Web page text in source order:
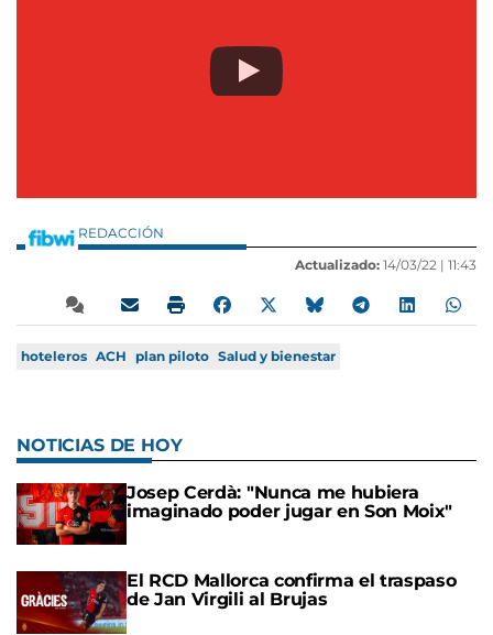
REDACCIÓN
Actualizado: 14/03/22 | 11:43
hoteleros ACH plan piloto Salud y bienestar
NOTICIAS DE HOY
Josep Cerdà: "Nunca me hubiera
imaginado poder jugar en Son Moix"
El RCD Mallorca confirma el traspaso
de Jan Virgili al Brujas